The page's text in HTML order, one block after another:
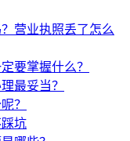
营业执照丢了怎么
要掌握什么？
最妥当？
？
坑